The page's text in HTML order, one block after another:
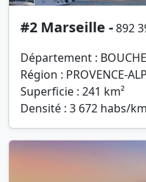
#2 Marseille -892
Département :
Région : PROVENCE-
Superficie : 241 km²
Densité : 3 672 habs/